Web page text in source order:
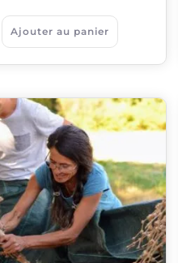
Ajouter au panier